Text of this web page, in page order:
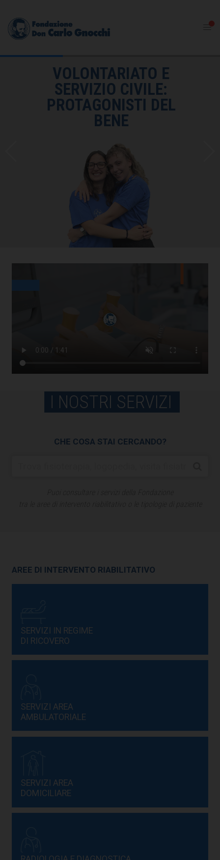
VOLONTARIATO E
SERVIZIO CIVILE:
PROTAGONISTI DEL
BENE
I NOSTRI SERVIZI
CHE COSA STAI CERCANDO?
AREE DI INTERVENTO RIABILITATIVO
SERVIZI IN REGIME
DI RICOVERO
SERVIZI AREA
AMBULATORIALE
SERVIZI AREA
DOMICILIARE